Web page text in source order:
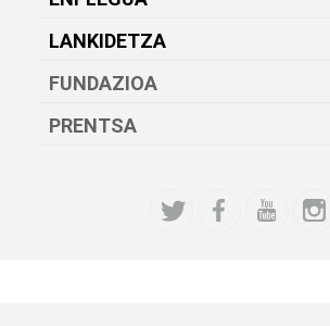
LANKIDETZA
FUNDAZIOA
PRENTSA